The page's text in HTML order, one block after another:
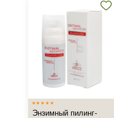
Энзимный пилинг-